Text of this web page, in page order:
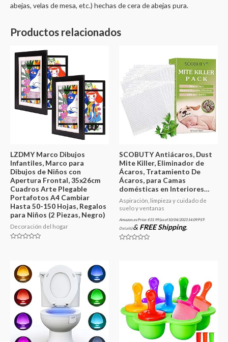
abejas, velas de mesa, etc.) hechas de cera de abejas pura.
Productos relacionados
LZDMY Marco Dibujos
Infantiles, Marco para
Dibujos de Niños con
Apertura Frontal, 35x26cm
Cuadros Arte Plegable
Portafotos A4 Cambiar
Hasta 50-150 Hojas, Regalos
para Niños (2 Piezas, Negro)
Decoración del hogar
SCOBUTY Antiácaros, Dust
Mite Killer, Eliminador de
Ácaros, Tratamiento De
Ácaros, para Camas
domésticas en Interiores…
Aspiración, limpieza y cuidado de
suelo y ventanas
Amazon.es Price:€15.99(as of 10/04/2023 14:09 PST-
Details)& FREE Shipping.